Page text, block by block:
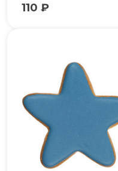
110 ₽